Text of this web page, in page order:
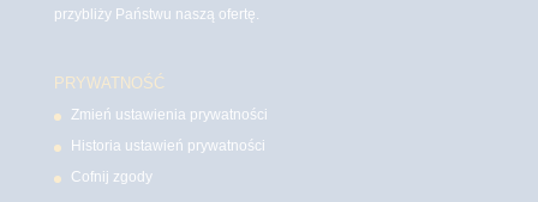
przybliży Państwu naszą ofertę.
PRYWATNOŚĆ
Zmień ustawienia prywatności
Historia ustawień prywatności
Cofnij zgody